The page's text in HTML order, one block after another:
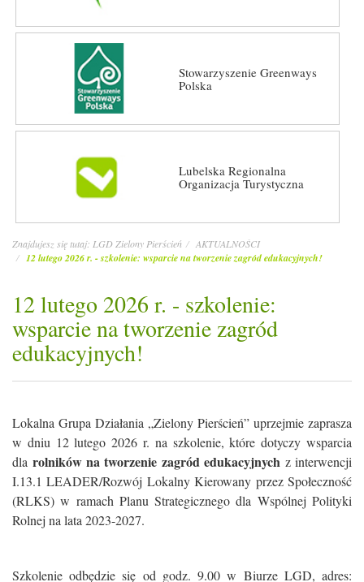
Stowarzyszenie Greenways
Polska
Lubelska Regionalna
Organizacja Turystyczna
Znajdujesz się tutaj: LGD Zielony Pierścień AKTUALNOŚCI
12 lutego 2026 r. - szkolenie: wsparcie na tworzenie zagród edukacyjnych!
12 lutego 2026 r. - szkolenie:
wsparcie na tworzenie zagród
edukacyjnych!
Lokalna Grupa Działania „Zielony Pierścień” uprzejmie zaprasza
w dniu 12 lutego 2026 r. na szkolenie, które dotyczy wsparcia
dlarolników na tworzenie zagród edukacyjnych z interwencji
I.13.1 LEADER/Rozwój Lokalny Kierowany przez Społeczność
(RLKS) w ramach Planu Strategicznego dla Wspólnej Polityki
Rolnej na lata 2023-2027.
Szkolenie odbędzie się od godz. 9.00 w Biurze LGD, adres: